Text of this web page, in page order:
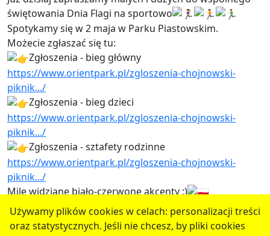
Używamy plików cookies w celach: personalizacji treści
oraz statystycznych. Jeśli nie chcesz, by pliki cookies
świętowania Dnia Flagi na sportowo
Spotykamy się w 2 maja w Parku Piastowskim.
Możecie zgłaszać się tu:
Zgłoszenia - bieg główny
https://www.orientpark.pl/zgloszenia-chojnowski-
piknik.../
Zgłoszenia - bieg dzieci
https://www.orientpark.pl/zgloszenia-chojnowski-
piknik.../
Zgłoszenia - sztafety rodzinne
https://www.orientpark.pl/zgloszenia-chojnowski-
piknik.../
Mile widziane biało-czerwone akcenty :)
REGULAMIN ZAWODÓW: (240.32 kb)